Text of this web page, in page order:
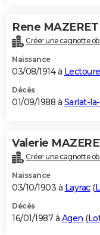
Rene MAZERET
Créer une cagnotte
Naissance
03/08/1914 à Lectoure
Décès
01/09/1988 à Sarlat-
Valerie
Créer une cagnotte
Naissance
03/10/1903 à Layrac(
Décès
16/01/1987 à Agen (